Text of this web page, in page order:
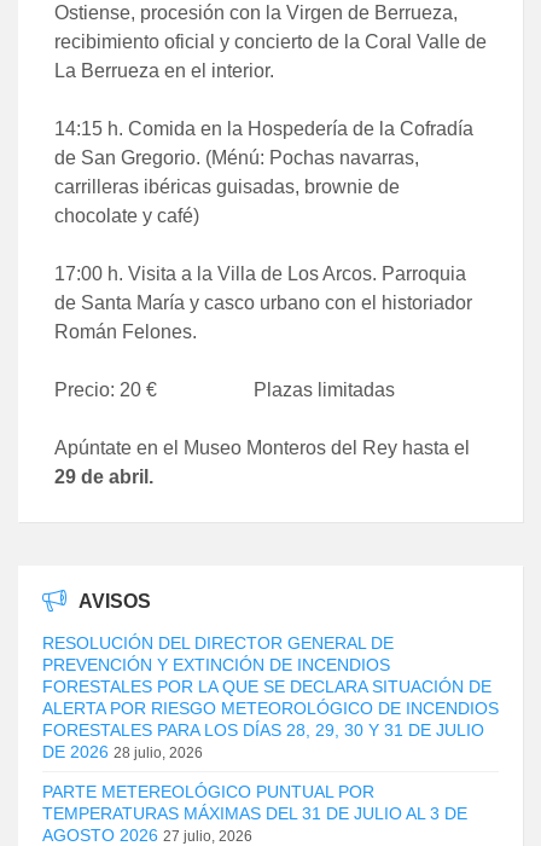
Ostiense, procesión con la Virgen de Berrueza,
recibimiento oficial y concierto de la Coral Valle de
La Berrueza en el interior.
14:15 h. Comida en la Hospedería de la Cofradía
de San Gregorio. (Ménú: Pochas navarras,
carrilleras ibéricas guisadas, brownie de
chocolate y café)
17:00 h. Visita a la Villa de Los Arcos. Parroquia
de Santa María y casco urbano con el historiador
Román Felones.
Precio: 20 € Plazas limitadas
Apúntate en el Museo Monteros del Rey hasta el
29 de abril.
AVISOS
RESOLUCIÓN DEL DIRECTOR GENERAL DE
PREVENCIÓN Y EXTINCIÓN DE INCENDIOS
FORESTALES POR LA QUE SE DECLARA SITUACIÓN DE
ALERTA POR RIESGO METEOROLÓGICO DE INCENDIOS
FORESTALES PARA LOS DÍAS 28, 29, 30 Y 31 DE JULIO
DE 2026 28 julio, 2026
PARTE METEREOLÓGICO PUNTUAL POR
TEMPERATURAS MÁXIMAS DEL 31 DE JULIO AL 3 DE
AGOSTO 2026 27 julio, 2026